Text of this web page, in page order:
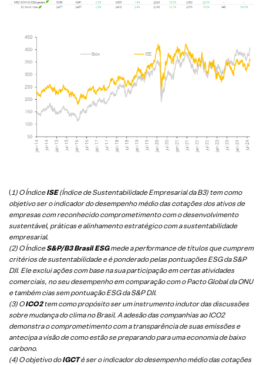
( 1) O ÍndiceISE(Índice de Sustentabilidade Empresarial da B3) tem como
objetivo ser o indicador do desempenho médio das cotações dos ativos de
empresas com reconhecido comprometimento com o desenvolvimento
sustentável, práticas e alinhamento estratégico com a sustentabilidade
empresarial.
(2) O ÍndiceS&P/B3 Brasil ESGmede a performance de títulos que cumprem
critérios de sustentabilidade e é ponderado pelas pontuações ESG da S&P
DJI. Ele exclui ações com base na sua participação em certas atividades
comerciais, no seu desempenho em comparação com o Pacto Global da ONU
e também cias sem pontuação ESG da S&P DJI.
(3) OICO2tem como propósito ser um instrumento indutor das discussões
sobre mudança do clima no Brasil. A adesão das companhias ao ICO2
demonstra o comprometimento com a transparência de suas emissões e
antecipa a visão de como estão se preparando para uma economia de baixo
carbono.
(4) O objetivo doIGCTé ser o indicador do desempenho médio das cotações